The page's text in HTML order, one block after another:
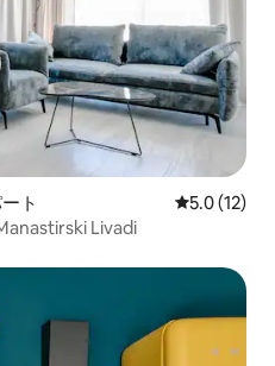
ト レビュー12
5.0 (12)
Livadi